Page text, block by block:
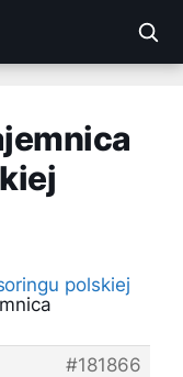
polskiej
#181866